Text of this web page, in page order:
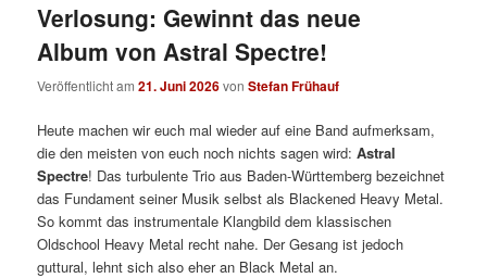
Verlosung: Gewinnt das neue
Album von Astral Spectre!
Veröffentlicht am21. Juni 2026vonStefan Frühauf
Heute machen wir euch mal wieder auf eine Band aufmerksam,
die den meisten von euch noch nichts sagen wird:Astral
Spectre! Das turbulente Trio aus Baden-Württemberg bezeichnet
das Fundament seiner Musik selbst als Blackened Heavy Metal.
So kommt das instrumentale Klangbild dem klassischen
Oldschool Heavy Metal recht nahe. Der Gesang ist jedoch
guttural, lehnt sich also eher an Black Metal an.